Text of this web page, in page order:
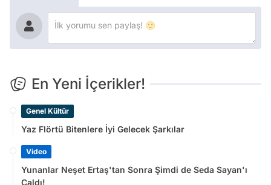
En Yeni İçerikler!
Genel Kültür
Yaz Flörtü Bitenlere İyi Gelecek Şarkılar
Video
Yunanlar Neşet Ertaş'tan Sonra Şimdi de Seda Sayan'ı
Çaldı!